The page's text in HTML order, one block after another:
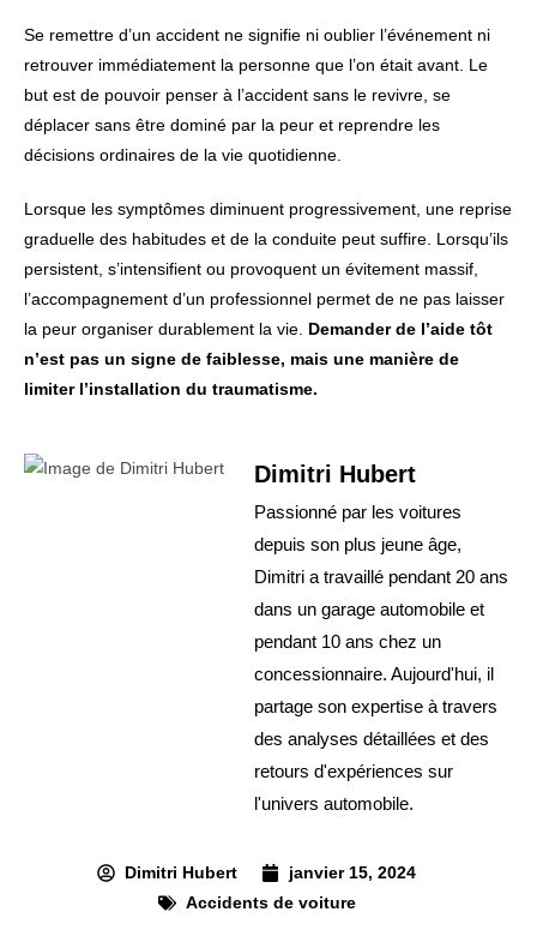
Se remettre d’un accident ne signifie ni oublier l’événement ni
retrouver immédiatement la personne que l’on était avant. Le
but est de pouvoir penser à l’accident sans le revivre, se
déplacer sans être dominé par la peur et reprendre les
décisions ordinaires de la vie quotidienne.
Lorsque les symptômes diminuent progressivement, une reprise
graduelle des habitudes et de la conduite peut suffire. Lorsqu’ils
persistent, s’intensifient ou provoquent un évitement massif,
l’accompagnement d’un professionnel permet de ne pas laisser
la peur organiser durablement la vie. Demander de l’aide tôt
n’est pas un signe de faiblesse, mais une manière de
limiter l’installation du traumatisme.
Dimitri Hubert
Passionné par les voitures
depuis son plus jeune âge,
Dimitri a travaillé pendant 20 ans
dans un garage automobile et
pendant 10 ans chez un
concessionnaire. Aujourd'hui, il
partage son expertise à travers
des analyses détaillées et des
retours d'expériences sur
l'univers automobile.
Dimitri Hubert
janvier 15, 2024
Accidents de voiture